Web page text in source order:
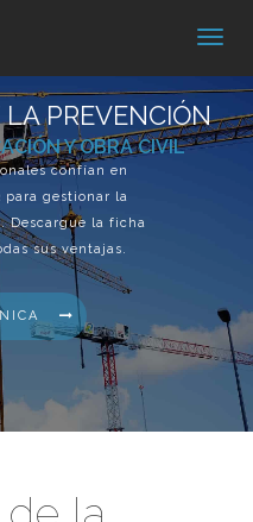
PREVENCIÓN
Y OBRA CIVIL
confían en
para gestionar la
Descargue la ficha
sus ventajas.